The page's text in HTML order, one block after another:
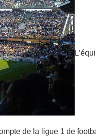
de la ligue 1 de